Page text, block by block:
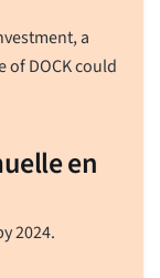
a
of DOCK could
en
2024.